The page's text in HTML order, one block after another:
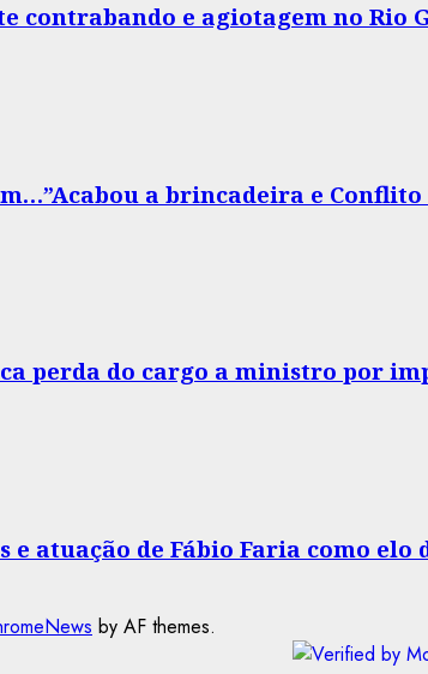
contrabando e agiotagem no Rio
a brincadeira e Conflito
perda do cargo a ministro por
atuação de Fábio Faria como elo
by AF themes.